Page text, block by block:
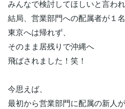
みんなで検討してほしいと言われ
結局、営業部門への配属者が１名
東京へは帰れず、
そのまま居残りで沖縄へ
飛ばされました！笑！
今思えば、
最初から営業部門に配属の新人が